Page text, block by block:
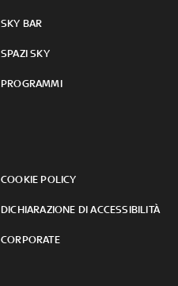
SKY BAR
SPAZI SKY
PROGRAMMI
COOKIE POLICY
DICHIARAZIONE DI ACCESSIBILITÀ
CORPORATE